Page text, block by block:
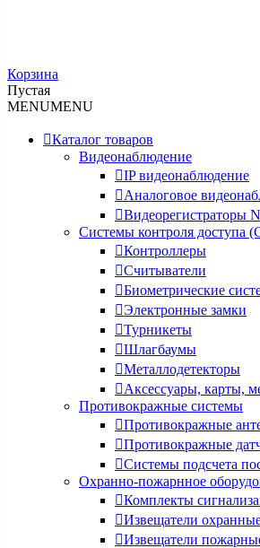
Корзина
Пустая
MENUMENU
Каталог товаров
Видеонаблюдение
IP видеонаблюдение
Аналоговое
Видеорегистраторы
Системы контроля доступа
Контроллеры
Считыватели
Биометрические
Электронные замки
Турникеты
Шлагбаумы
Металлодетекторы
Аксессуары, карты,
Противокражные системы
Противокражные
Противокражные
Системы подсчета
Охранно-пожарнное
Комплекты
Извещатели
Извещатели